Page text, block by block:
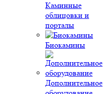
Каминные
облицовки и
порталы
Биокамины
Дополнительное